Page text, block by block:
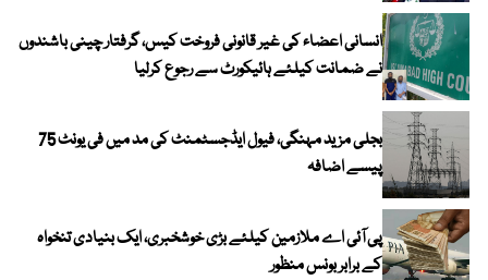
انسانی اعضاء کی غیر قانونی فروخت کیس، گرفتار چینی باشندوں
نے ضمانت کیلئے ہائیکورٹ سے رجوع کرلیا
بجلی مزید مہنگی، فیول ایڈجسٹمنٹ کی مد میں فی یونٹ 75
پیسے اضافہ
پی آئی اے ملازمین کیلئے بڑی خوشخبری، ایک بنیادی تنخواہ
کے برابر بونس منظور